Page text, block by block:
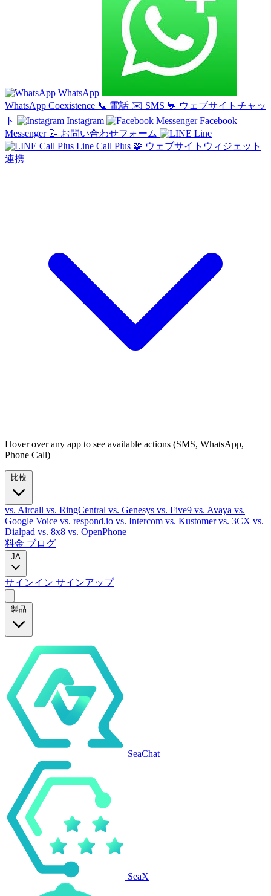
WhatsApp
WhatsApp Coexistence 📞 電話 ✉️ SMS 💬 ウェブサイトチャッ
ト
Instagram
Facebook
Messenger 📝 お問い合わせフォーム
Line
Line Call Plus 🧩 ウェブサイトウィジェット
連携
Hover over any app to see available actions (SMS, WhatsApp,
Phone Call)
vs. Aircall vs. RingCentral vs. Genesys vs. Five9 vs. Avaya vs.
Google Voice vs. respond.io vs. Intercom vs. Kustomervs. 3CX vs.
Dialpad vs. 8x8 vs. OpenPhone
料金 ブログ
JA
サインイン サインアップ
製品
SeaChat
SeaX